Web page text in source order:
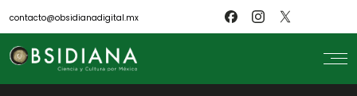
contacto@obsidianadigital.mx